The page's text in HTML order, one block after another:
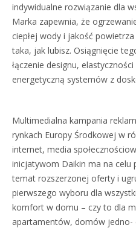
indywidualne rozwiązanie dla
Marka zapewnia, że
ciepłej wody i jakość
taka, jak lubisz. Osiągnięcie
łączenie designu,
energetyczną systemów z
Multimedialna kampania
rynkach Europy Środkowej w
internet, media
inicjatywom Daikin ma na celu
temat rozszerzonej oferty i
pierwszego wyboru dla
komfort w domu – czy to dla
apartamentów, domów jedno-